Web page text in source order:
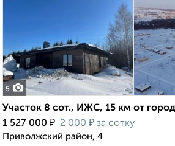
5
Участок 8 сот., ИЖС, 15 км от
1 527 000 ₽ 2 000 ₽ за сотку
Приволжский район, 4